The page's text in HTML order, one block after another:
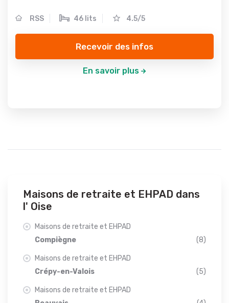
RSS 46 lits 4.5/5
Recevoir des infos
En savoir plus
Maisons de retraite et EHPAD dans
l' Oise
Maisons de retraite et EHPAD
Compiègne
(8)
Maisons de retraite et EHPAD
Crépy-en-Valois
(5)
Maisons de retraite et EHPAD